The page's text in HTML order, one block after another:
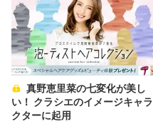
い！ クラシエのイメージキャラ
クターに起用